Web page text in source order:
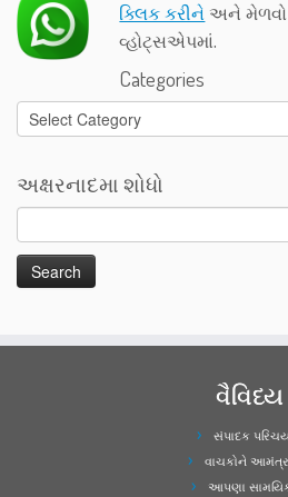
ક્લિક કરીને અને મેળવો
વ્હોટ્સએપમાં.
Categories
Categories
અક્ષરનાદમા શોધો
વૈવિધ્ય
સંપાદક
વાચકોને
આપણા